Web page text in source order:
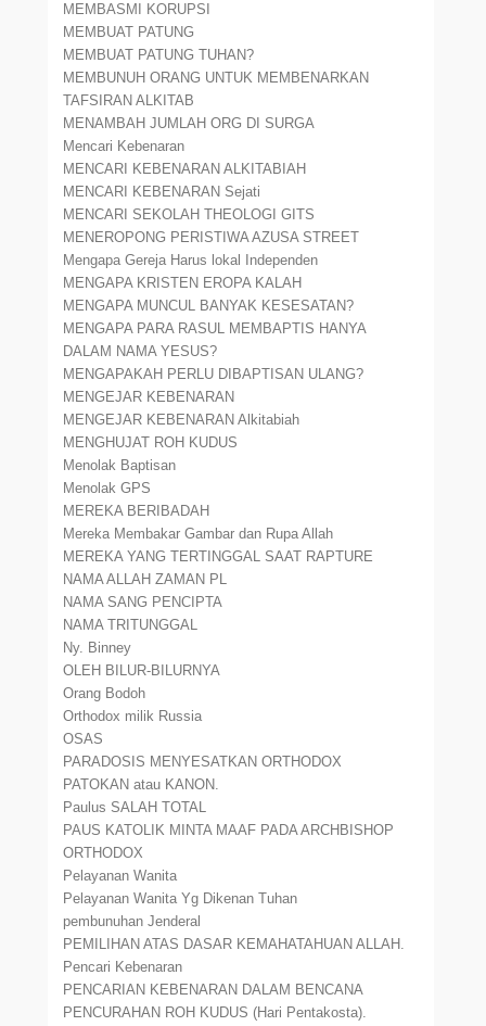
MEMBASMI KORUPSI
MEMBUAT PATUNG
MEMBUAT PATUNG TUHAN?
MEMBUNUH ORANG UNTUK MEMBENARKAN
TAFSIRAN ALKITAB
MENAMBAH JUMLAH ORG DI SURGA
Mencari Kebenaran
MENCARI KEBENARAN ALKITABIAH
MENCARI KEBENARAN Sejati
MENCARI SEKOLAH THEOLOGI GITS
MENEROPONG PERISTIWA AZUSA STREET
Mengapa Gereja Harus lokal Independen
MENGAPA KRISTEN EROPA KALAH
MENGAPA MUNCUL BANYAK KESESATAN?
MENGAPA PARA RASUL MEMBAPTIS HANYA
DALAM NAMA YESUS?
MENGAPAKAH PERLU DIBAPTISAN ULANG?
MENGEJAR KEBENARAN
MENGEJAR KEBENARAN Alkitabiah
MENGHUJAT ROH KUDUS
Menolak Baptisan
Menolak GPS
MEREKA BERIBADAH
Mereka Membakar Gambar dan Rupa Allah
MEREKA YANG TERTINGGAL SAAT RAPTURE
NAMA ALLAH ZAMAN PL
NAMA SANG PENCIPTA
NAMA TRITUNGGAL
Ny. Binney
OLEH BILUR-BILURNYA
Orang Bodoh
Orthodox milik Russia
OSAS
PARADOSIS MENYESATKAN ORTHODOX
PATOKAN atau KANON.
Paulus SALAH TOTAL
PAUS KATOLIK MINTA MAAF PADA ARCHBISHOP
ORTHODOX
Pelayanan Wanita
Pelayanan Wanita Yg Dikenan Tuhan
pembunuhan Jenderal
PEMILIHAN ATAS DASAR KEMAHATAHUAN ALLAH.
Pencari Kebenaran
PENCARIAN KEBENARAN DALAM BENCANA
PENCURAHAN ROH KUDUS (Hari Pentakosta).